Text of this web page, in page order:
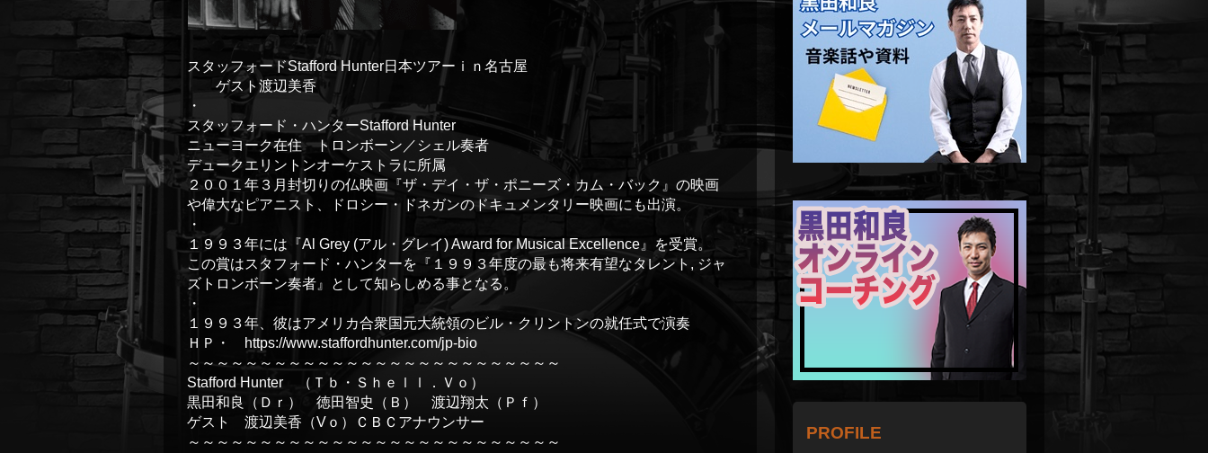
スタッフォードStafford Hunter日本ツアーｉｎ名古屋
ゲスト渡辺美香
・
スタッフォード・ハンターStafford Hunter
ニューヨーク在住 トロンボーン／シェル奏者
デュークエリントンオーケストラに所属
２００１年３月封切りの仏映画『ザ・デイ・ザ・ポニーズ・カム・バック』の映画
や偉大なピアニスト、ドロシー・ドネガンのドキュメンタリー映画にも出演。
・
１９９３年には『Al Grey (アル・グレイ) Award for Musical Excellence』を受賞。
この賞はスタフォード・ハンターを『１９９３年度の最も将来有望なタレント, ジャ
ズトロンボーン奏者』として知らしめる事となる。
・
１９９３年、彼はアメリカ合衆国元大統領のビル・クリントンの就任式で演奏
ＨＰ・
https://www.staffordhunter.com/jp-bio
～～～～～～～～～～～～～～～～～～～～～～～～～～
Stafford Hunter （Ｔｂ・Ｓｈｅｌｌ．Ｖｏ）
黒田和良（Ｄｒ） 徳田智史（Ｂ） 渡辺翔太（Ｐｆ）
ゲスト 渡辺美香（Vｏ）ＣＢＣアナウンサー
～～～～～～～～～～～～～～～～～～～～～～～～～～
PROFILE